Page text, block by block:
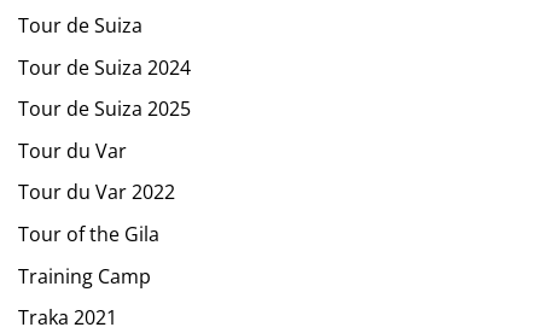
Tour de Suiza
Tour de Suiza 2024
Tour de Suiza 2025
Tour du Var
Tour du Var 2022
Tour of the Gila
Training Camp
Traka 2021